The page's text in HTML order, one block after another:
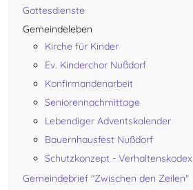
Gottesdienste
Gemeindeleben
Kirche für Kinder
Ev. Kinderchor Nußdorf
Konfirmandenarbeit
Seniorennachmittage
Lebendiger Adventskalender
Bauernhausfest Nußdorf
Schutzkonzept - Verhaltenskodex
Gemeindebrief "Zwischen den Zeilen"